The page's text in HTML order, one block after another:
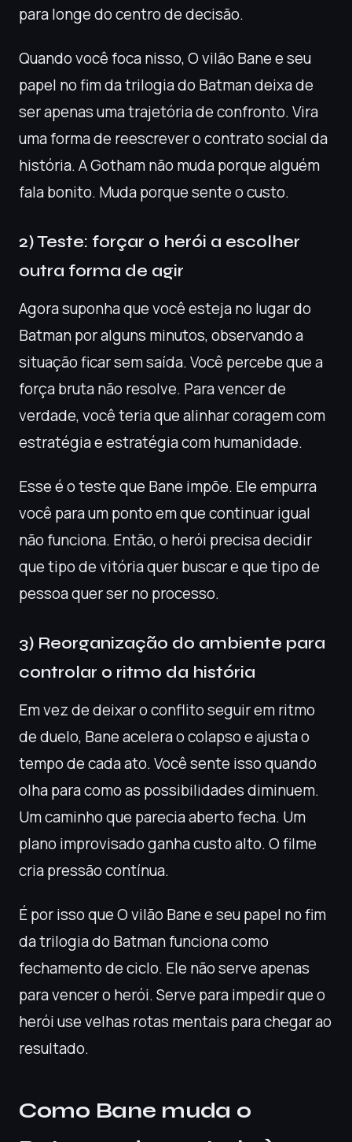
para longe do centro de decisão.
Quando você foca nisso, O vilão Bane e seu
papel no fim da trilogia do Batman deixa de
ser apenas uma trajetória de confronto. Vira
uma forma de reescrever o contrato social da
história. A Gotham não muda porque alguém
fala bonito. Muda porque sente o custo.
2) Teste: forçar o herói a escolher
outra forma de agir
Agora suponha que você esteja no lugar do
Batman por alguns minutos, observando a
situação ficar sem saída. Você percebe que a
força bruta não resolve. Para vencer de
verdade, você teria que alinhar coragem com
estratégia e estratégia com humanidade.
Esse é o teste que Bane impõe. Ele empurra
você para um ponto em que continuar igual
não funciona. Então, o herói precisa decidir
que tipo de vitória quer buscar e que tipo de
pessoa quer ser no processo.
3) Reorganização do ambiente para
controlar o ritmo da história
Em vez de deixar o conflito seguir em ritmo
de duelo, Bane acelera o colapso e ajusta o
tempo de cada ato. Você sente isso quando
olha para como as possibilidades diminuem.
Um caminho que parecia aberto fecha. Um
plano improvisado ganha custo alto. O filme
cria pressão contínua.
É por isso que O vilão Bane e seu papel no fim
da trilogia do Batman funciona como
fechamento de ciclo. Ele não serve apenas
para vencer o herói. Serve para impedir que o
herói use velhas rotas mentais para chegar ao
resultado.
Como Bane muda o